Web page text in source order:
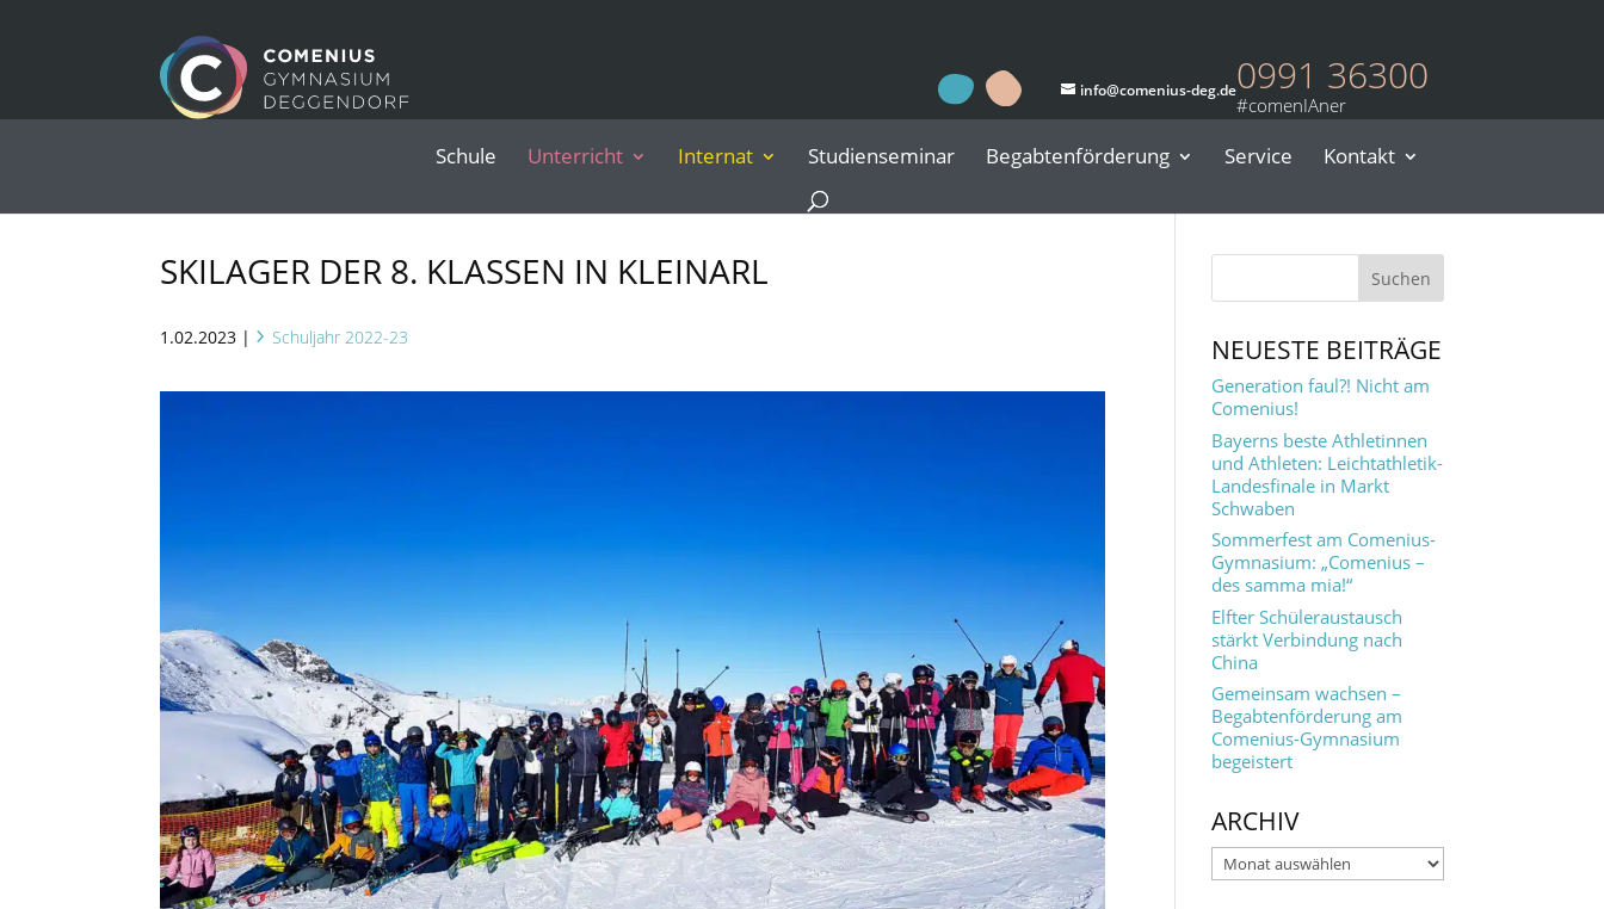
0991 36300
info@comenius-deg.de
Schule Unterricht Internat Studienseminar Begabtenförderung Service Kontakt
SKILAGER DER 8. KLASSEN IN KLEINARL
1.02.2023 | Schuljahr 2022-23 NEUESTE BEITRÄGE
Generation faul?! Nicht am
Comenius!
Bayerns beste Athletinnen
und Athleten: Leichtathletik-
Landesfinale in Markt
Schwaben
Sommerfest am Comenius-
Gymnasium: „Comenius –
des samma mia!“
Elfter Schüleraustausch
stärkt Verbindung nach
China
Gemeinsam wachsen –
Begabtenförderung am
Comenius-Gymnasium
begeistert
ARCHIV
Archiv